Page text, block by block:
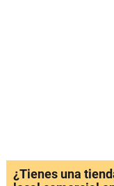
¿Tienes una